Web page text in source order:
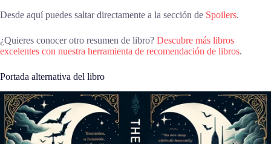
Desde aquí puedes saltar directamente a la sección de Spoilers.
¿Quieres conocer otro resumen de libro? Descubre más libros
excelentes con nuestra herramienta de recomendación de libros.
Portada alternativa del libro